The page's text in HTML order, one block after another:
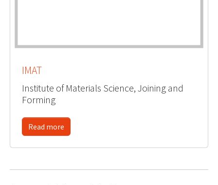
IMAT
Institute of Materials Science, Joining and
Forming
Read more